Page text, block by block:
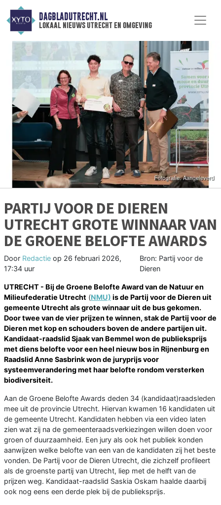
DAGBLADUTRECHT.NL
lokaal nieuws utrecht en omgeving
PARTIJ VOOR DE DIEREN
UTRECHT GROTE WINNAAR VAN
DE GROENE BELOFTE AWARDS
Door Redactie op 26 februari 2026,
17:34 uur
Bron: Partij voor de
Dieren
UTRECHT - Bij de Groene Belofte Award van de Natuur en
Milieufederatie Utrecht (NMU) is de Partij voor de Dieren uit
gemeente Utrecht als grote winnaar uit de bus gekomen.
Door twee van de vier prijzen te winnen, stak de Partij voor de
Dieren met kop en schouders boven de andere partijen uit.
Kandidaat-raadslid Sjaak van Bemmel won de publieksprijs
met diens belofte voor een heel nieuw bos in Rijnenburg en
Raadslid Anne Sasbrink won de juryprijs voor
systeemverandering met haar belofte rondom versterken
biodiversiteit.
Aan de Groene Belofte Awards deden 34 (kandidaat)raadsleden
mee uit de provincie Utrecht. Hiervan kwamen 16 kandidaten uit
de gemeente Utrecht. Kandidaten hebben via een video laten
zien wat zij na de gemeenteraadsverkiezingen willen doen voor
groen of duurzaamheid. Een jury als ook het publiek konden
aanwijzen welke belofte van een van de kandidaten zij het beste
vonden. De Partij voor de Dieren Utrecht, die zichzelf profileert
als de groenste partij van Utrecht, liep met de helft van de
prijzen weg. Kandidaat-raadslid Saskia Oskam haalde daarbij
ook nog eens een derde plek bij de publieksprijs.